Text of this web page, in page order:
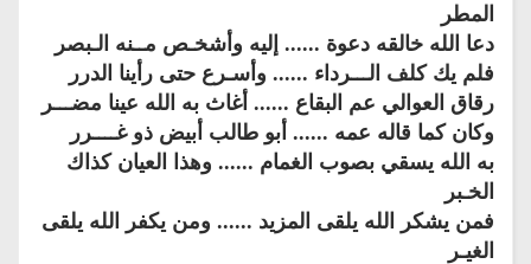
المطر
دعا الله خالقه دعوة ...... إليه وأشخـص مــنه الـبصر
فلم يك كلف الـــرداء ...... وأسـرع حتى رأينا الدرر
رقاق العوالي عم البقاع ...... أغاث به الله عينا مضـــر
وكان كما قاله عمه ...... أبو طالب أبيض ذو غــــرر
به الله يسقي بصوب الغمام ...... وهذا العيان كذاك
الخـبر
فمن يشكر الله يلقى المزيد ...... ومن يكفر الله يلقى
الغيـر